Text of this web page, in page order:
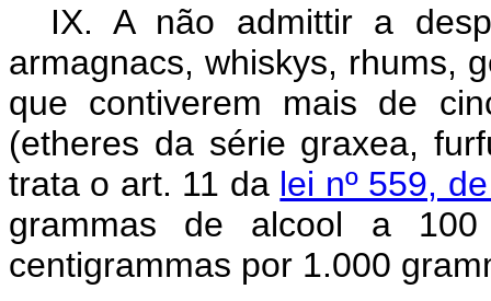
IX. A não admittir a
armagnacs, whiskys, rhums,
que contiverem mais de
(etheres da série graxea,
trata o art. 11 da lei nº 559,
grammas de alcool a
centigrammas por 1.000